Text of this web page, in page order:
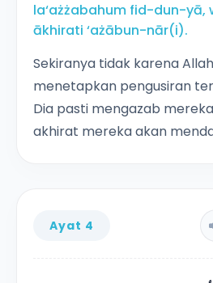
la‘ażżabahum fid-dun-yā,
ākhirati ‘ażābun-nār(i).
Sekiranya tidak karena
menetapkan pengusiran
Dia pasti mengazab
akhirat mereka akan
Ayat 4